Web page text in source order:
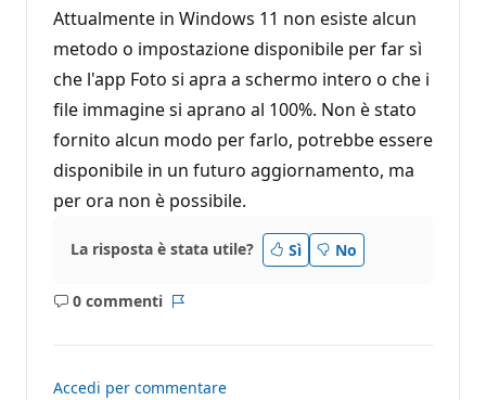
i
d
i
r
e
u
a
i
n
Attualmente in Windows 11 non esiste alcun
metodo o impostazione disponibile per far sì
che l'app Foto si apra a schermo intero o che i
file immagine si aprano al 100%. Non è stato
fornito alcun modo per farlo, potrebbe essere
disponibile in un futuro aggiornamento, ma
per ora non è possibile.
La risposta è stata utile? Sì No
0 commenti
Nessun
Accedi per commentare